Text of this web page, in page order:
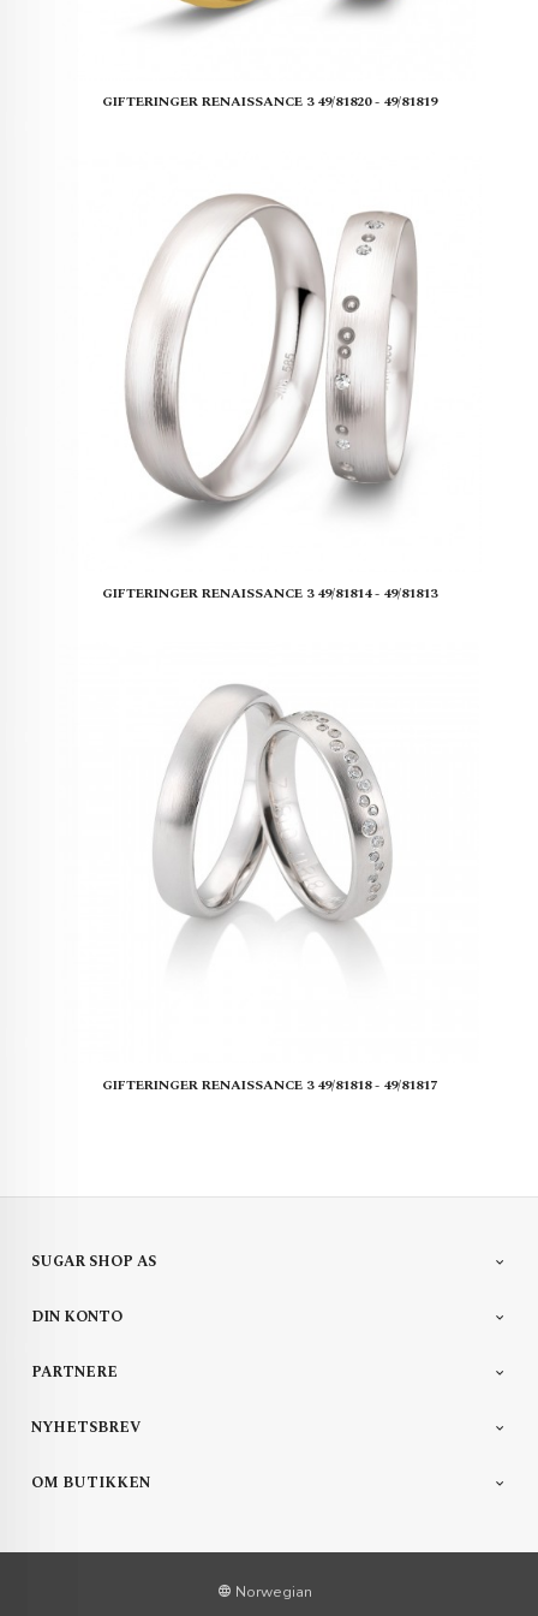
GIFTERINGER RENAISSANCE 3 49/81820 - 49/81819
GIFTERINGER RENAISSANCE 3 49/81814 - 49/81813
GIFTERINGER RENAISSANCE 3 49/81818 - 49/81817
SUGAR SHOP AS
DIN KONTO
PARTNERE
NYHETSBREV
OM BUTIKKEN
Norwegian